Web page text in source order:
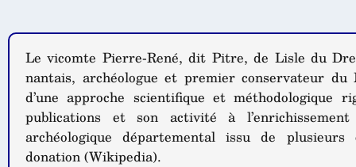
Le vicomte Pierre-René, dit Pitre, de Lisle du
nantais, archéologue et premier conservateur du
d’une approche scientifique et méthodologique
publications et son activité à
archéologique départemental issu de
donation (Wikipedia).